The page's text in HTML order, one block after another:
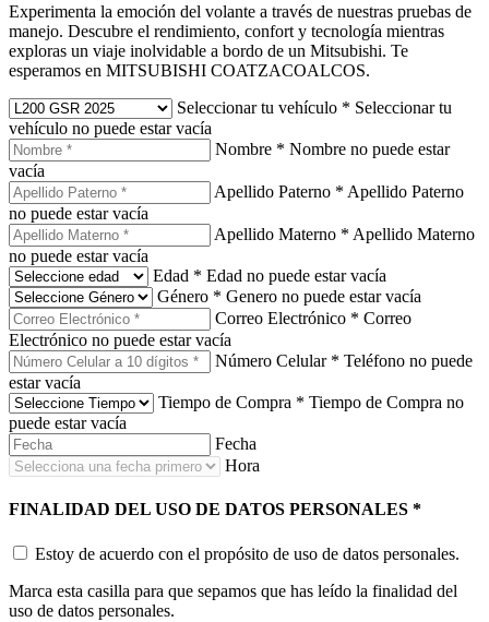
Experimenta la emoción del volante a través de nuestras pruebas de
manejo. Descubre el rendimiento, confort y tecnología mientras
exploras un viaje inolvidable a bordo de un Mitsubishi. Te
esperamos en MITSUBISHI COATZACOALCOS.
Seleccionar tu vehículo * Seleccionar tu
vehículo no puede estar vacía
Nombre * Nombre no puede estar
vacía
Apellido Paterno * Apellido Paterno
no puede estar vacía
Apellido Materno * Apellido Materno
no puede estar vacía
Edad * Edad no puede estar vacía
Género * Genero no puede estar vacía
Correo Electrónico * Correo
Electrónico no puede estar vacía
Número Celular * Teléfono no puede
estar vacía
Tiempo de Compra * Tiempo de Compra no
puede estar vacía
Fecha
Hora
FINALIDAD DEL USO DE DATOS PERSONALES *
Estoy de acuerdo con el propósito de uso de datos personales.
Marca esta casilla para que sepamos que has leído la finalidad del
uso de datos personales.